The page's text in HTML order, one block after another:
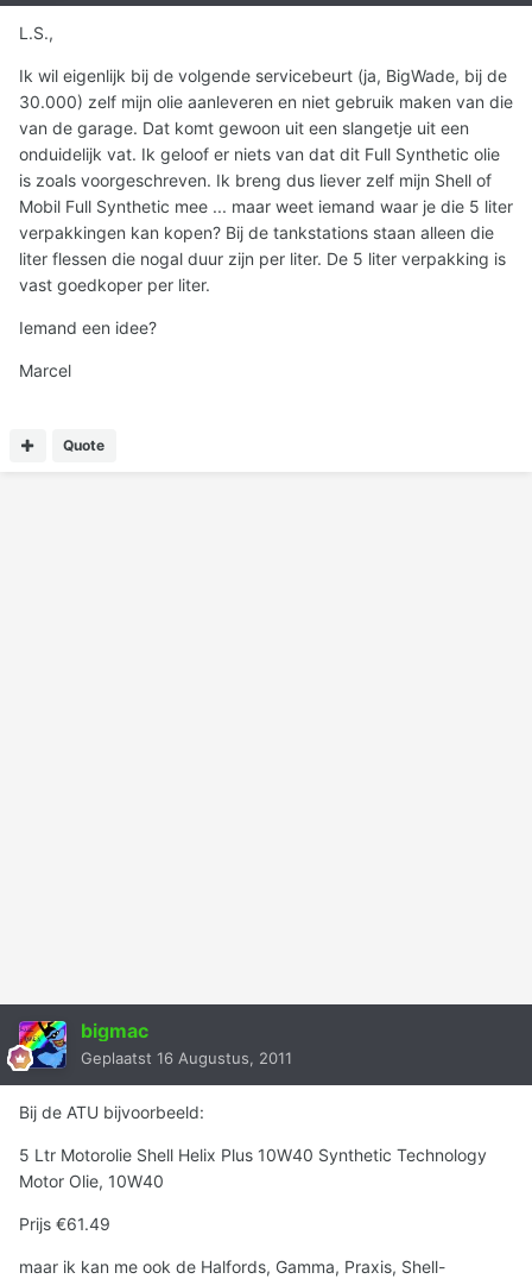
L.S.,
Ik wil eigenlijk bij de volgende servicebeurt (ja, BigWade, bij de
30.000) zelf mijn olie aanleveren en niet gebruik maken van die
van de garage. Dat komt gewoon uit een slangetje uit een
onduidelijk vat. Ik geloof er niets van dat dit Full Synthetic olie
is zoals voorgeschreven. Ik breng dus liever zelf mijn Shell of
Mobil Full Synthetic mee ... maar weet iemand waar je die 5 liter
verpakkingen kan kopen? Bij de tankstations staan alleen die
liter flessen die nogal duur zijn per liter. De 5 liter verpakking is
vast goedkoper per liter.
Iemand een idee?
Marcel
Quote
bigmac
Geplaatst 16 Augustus, 2011
Bij de ATU bijvoorbeeld:
5 Ltr Motorolie Shell Helix Plus 10W40 Synthetic Technology
Motor Olie, 10W40
Prijs €61.49
maar ik kan me ook de Halfords, Gamma, Praxis, Shell-